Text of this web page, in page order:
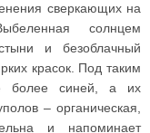
сверкающих на
солнцем
и безоблачный
красок. Под таким
более синей, а их
– органическая,
и напоминает